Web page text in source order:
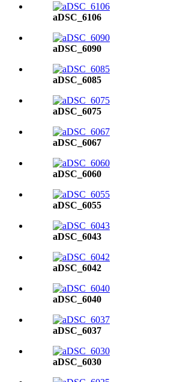
aDSC_6106
aDSC_6090
aDSC_6085
aDSC_6075
aDSC_6067
aDSC_6060
aDSC_6055
aDSC_6043
aDSC_6042
aDSC_6040
aDSC_6037
aDSC_6030